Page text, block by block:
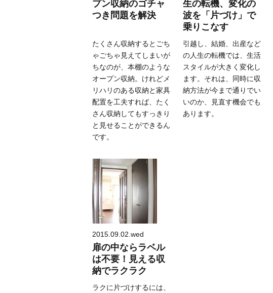
プン収納のゴチャ
つき問題を解決
たくさん収納するとごち
ゃごちゃ見えてしまいが
ちなのが、本棚のような
オープン収納。けれどメ
リハリのある収納と家具
配置を工夫すれば、たく
さん収納してもすっきり
と見せることができるん
です。
生の転機、変化の
波を「片づけ」で
乗りこなす
引越し、結婚、出産など
の人生の転機では、生活
スタイルが大きく変化し
ます。それは、同時に収
納方法が今まで通りでい
いのか、見直す機会でも
あります。
2015.09.02.wed
扉の中ならラベル
は不要！見える収
納でラクラク
ラクに片づけするには、